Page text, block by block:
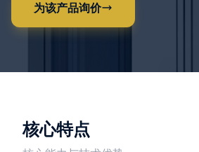
为该产品询价
核心特点